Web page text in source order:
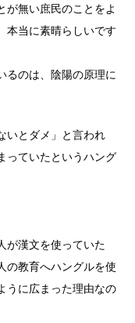
が無い庶民のことをよ
本当に素晴らしいです
るのは、陰陽の原理に
いとダメ」と言われ
っていたというハング
が漢文を使っていた
の教育へハングルを使
うに広まった理由なの